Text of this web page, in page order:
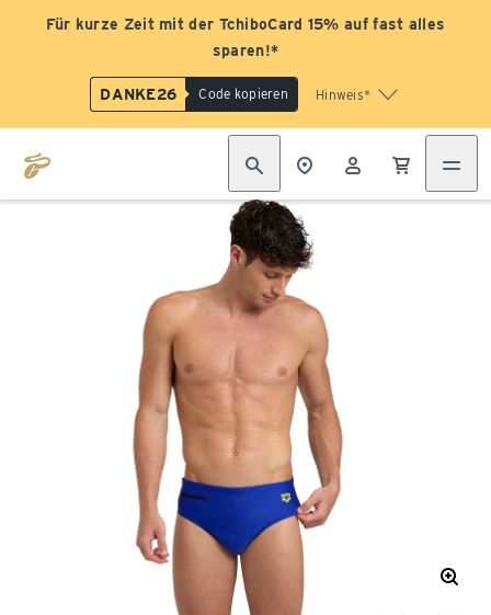
Für kurze Zeit mit der TchiboCard 15% auf fast alles
sparen!*
DANKE26 Code kopieren Hinweis*